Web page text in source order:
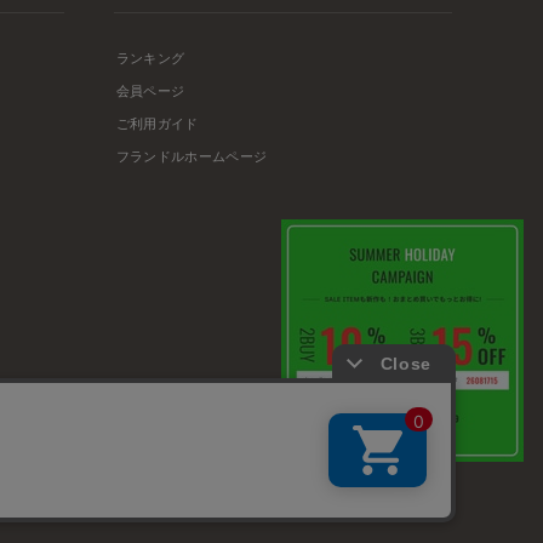
ランキング
会員ページ
ご利用ガイド
フランドルホームページ